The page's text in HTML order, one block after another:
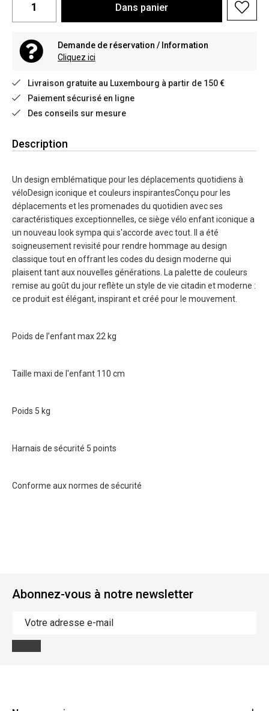
Dans panier
Demande de réservation / Information
Cliquez ici
Livraison gratuite au Luxembourg à partir de 150 €
Paiement sécurisé en ligne
Des conseils sur mesure
Description
Un design emblématique pour les déplacements quotidiens à
véloDesign iconique et couleurs inspirantesConçu pour les
déplacements et les promenades du quotidien avec ses
caractéristiques exceptionnelles, ce siège vélo enfant iconique a
un nouveau look sympa qui s'accorde avec tout. Il a été
soigneusement revisité pour rendre hommage au design
classique tout en offrant les codes du design moderne qui
plaisent tant aux nouvelles générations. La palette de couleurs
remise au goût du jour reflète un style de vie citadin et moderne :
ce produit est élégant, inspirant et créé pour le mouvement.
Poids de l’enfant max 22 kg
Taille maxi de l'enfant 110 cm
Poids 5 kg
Harnais de sécurité 5 points
Conforme aux normes de sécurité
Abonnez-vous à notre newsletter